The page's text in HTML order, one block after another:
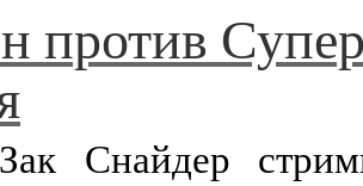
против
Снайдер